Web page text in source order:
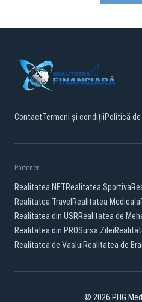
ContactTermeni și condițiiPolitică
Parteneri:
Realitatea.NETRealitatea Sportiva
Realitatea Travel Realitatea Medicala
Realitatea din USRRealitatea de
Realitatea din PROSursa Zilei
Realitatea de VasluiRealitatea de
© 2026 PHG